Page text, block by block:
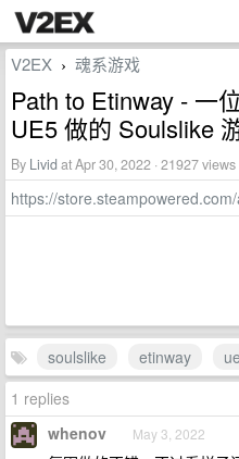
V2EX › 魂系游戏
Path to Etinway - 一
UE5 做的 Soulslike
By Livid at Apr 30, 2022 · 21927 views
https://
soulslike etinway
1 replies
whenov May 3, 2022